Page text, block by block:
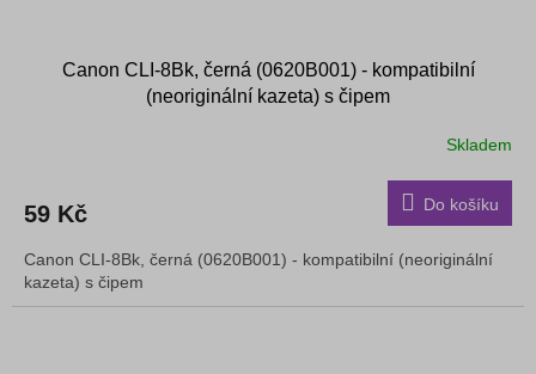
Canon CLI-8Bk, černá (0620B001) - kompatibilní
(neoriginální kazeta) s čipem
Skladem
59 Kč Do košíku
Canon CLI-8Bk, černá (0620B001) - kompatibilní (neoriginální
kazeta) s čipem